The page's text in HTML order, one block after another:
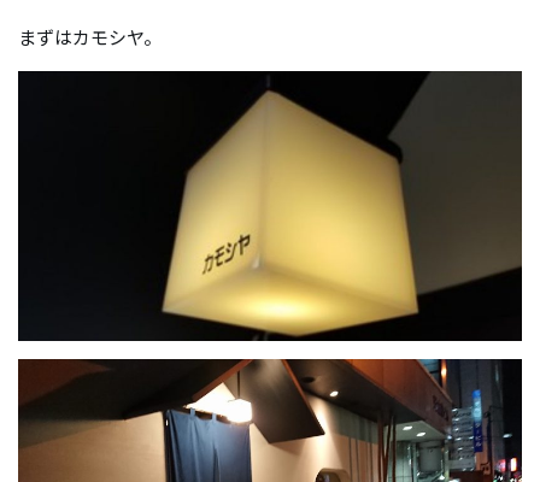
まずはカモシヤ。